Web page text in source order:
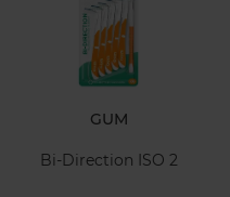
GUM
Bi-Direction ISO 2